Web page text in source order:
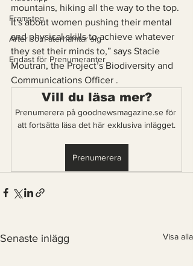
Framsteg
Arter som återhämtar sig
Endast för Prenumeranter
mountains, hiking all the way to the top.
It's about women pushing their mental
and physical skills to achieve whatever
they set their minds to,” says Stacie
Moutran, the Project’s Biodiversity and
Communications Officer .
Vill du läsa mer?
Prenumerera på goodnewsmagazine.se för
att fortsätta läsa det här exklusiva inlägget.
Prenumerera
Senaste inlägg Visa alla